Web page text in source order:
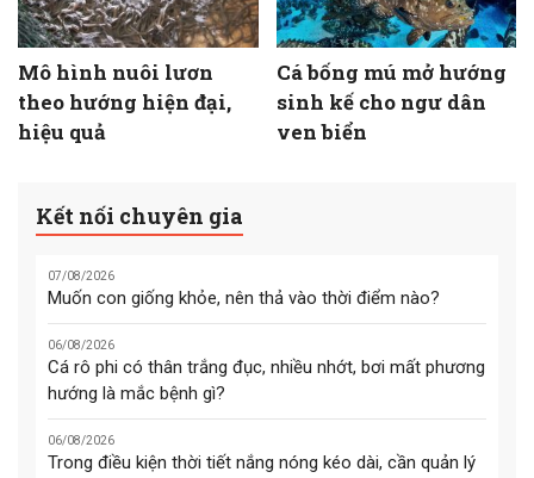
Mô hình nuôi lươn
theo hướng hiện đại,
hiệu quả
Cá bống mú mở hướng
sinh kế cho ngư dân
ven biển
Kết nối chuyên gia
07/08/2026
Muốn con giống khỏe, nên thả vào thời điểm nào?
06/08/2026
Cá rô phi có thân trắng đục, nhiều nhớt, bơi mất phương
hướng là mắc bệnh gì?
06/08/2026
Trong điều kiện thời tiết nắng nóng kéo dài, cần quản lý